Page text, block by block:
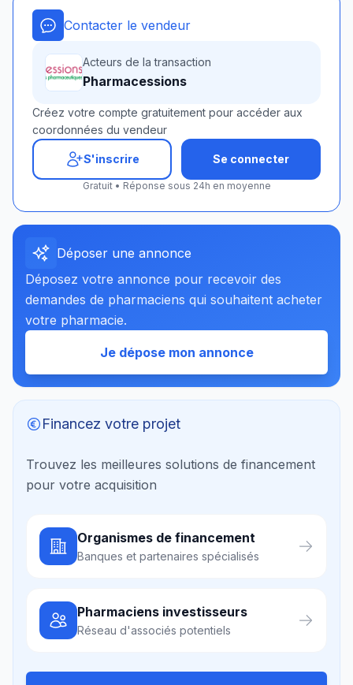
Contacter le vendeur
Acteurs de la transaction
Pharmacessions
Créez votre compte gratuitement pour accéder aux
coordonnées du vendeur
S'inscrire Se connecter
Gratuit • Réponse sous 24h en moyenne
Déposer une annonce
Déposez votre annonce pour recevoir des
demandes de pharmaciens qui souhaitent acheter
votre pharmacie.
Je dépose mon annonce
Financez votre projet
Trouvez les meilleures solutions de financement
pour votre acquisition
Organismes de financement
Banques et partenaires spécialisés
Pharmaciens investisseurs
Réseau d'associés potentiels